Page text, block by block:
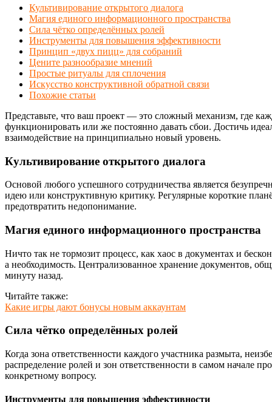
Культивирование открытого диалога
Магия единого информационного пространства
Сила чётко определённых ролей
Инструменты для повышения эффективности
Принцип «двух пицц» для собраний
Цените разнообразие мнений
Простые ритуалы для сплочения
Искусство конструктивной обратной связи
Похожие статьи
Представьте, что ваш проект — это сложный механизм, где
функционировать или же постоянно давать сбои. Достичь
взаимодействие на принципиально новый уровень.
Культивирование открытого диалога
Основой любого успешного сотрудничества является
идею или конструктивную критику. Регулярные короткие
предотвратить недопонимание.
Магия единого информационного пространства
Ничто так не тормозит процесс, как хаос в документах и
а необходимость. Централизованное хранение документов,
минуту назад.
Читайте также:
Какие игры дают бонусы новым аккаунтам
Сила чётко определённых ролей
Когда зона ответственности каждого участника размыта,
распределение ролей и зон ответственности в самом начале
конкретному вопросу.
Инструменты для повышения эффективности